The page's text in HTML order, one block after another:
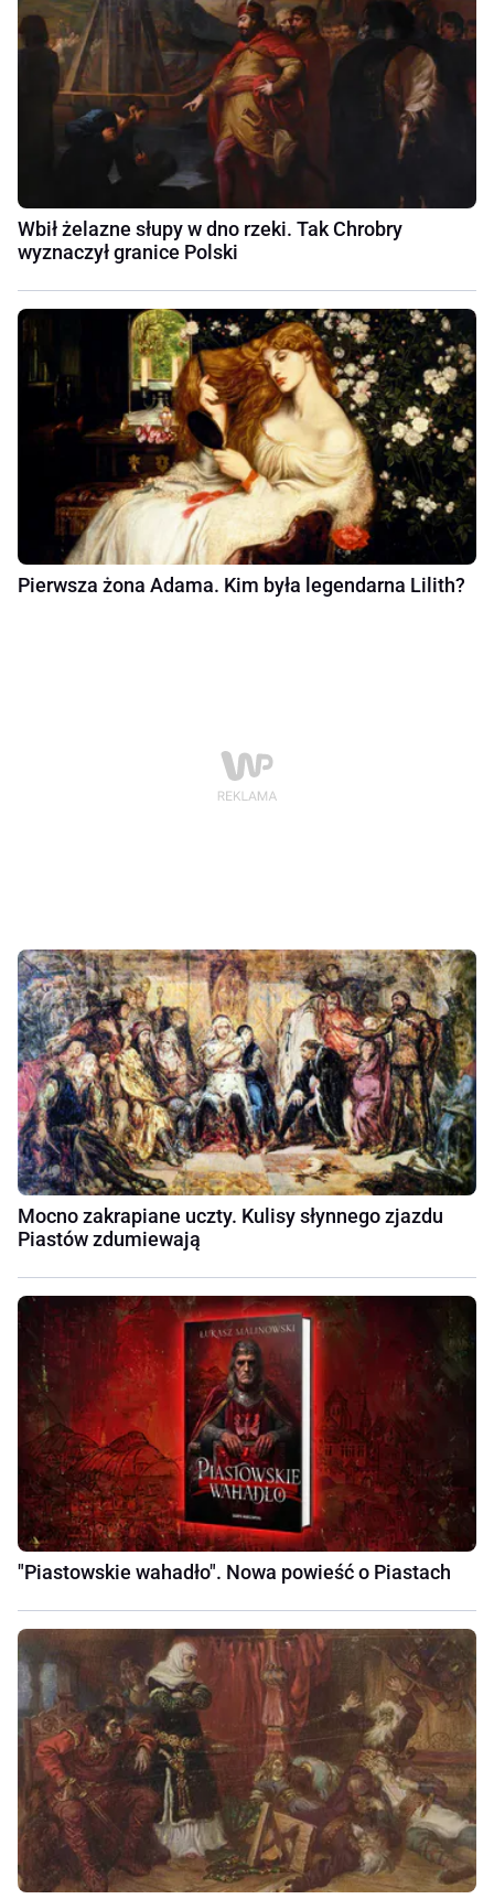
Wbił żelazne słupy w dno rzeki. Tak Chrobry
wyznaczył granice Polski
Pierwsza żona Adama. Kim była legendarna Lilith?
Mocno zakrapiane uczty. Kulisy słynnego zjazdu
Piastów zdumiewają
"Piastowskie wahadło". Nowa powieść o Piastach